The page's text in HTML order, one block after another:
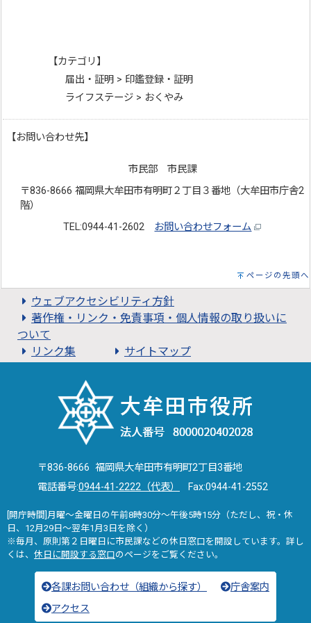
【カテゴリ】
届出・証明 > 印鑑登録・証明
ライフステージ > おくやみ
【お問い合わせ先】
市民部 市民課
〒836-8666 福岡県大牟田市有明町２丁目３番地（大牟田市庁舎2
階）
TEL:0944-41-2602
お問い合わせフォーム
ページの先頭へ
ウェブアクセシビリティ方針
著作権・リンク・免責事項・個人情報の取り扱いに
ついて
リンク集
サイトマップ
〒836-8666 福岡県大牟田市有明町2丁目3番地
電話番号:0944-41-2222（代表） Fax:0944-41-2552
[開庁時間]月曜～金曜日の午前8時30分～午後5時15分（ただし、祝・休
日、12月29日～翌年1月3日を除く）
※毎月、原則第２日曜日に市民課などの休日窓口を開設しています。詳し
くは、 休日に開設する窓口のページをご覧ください。
各課お問い合わせ（組織から探す）
庁舎案内
アクセス